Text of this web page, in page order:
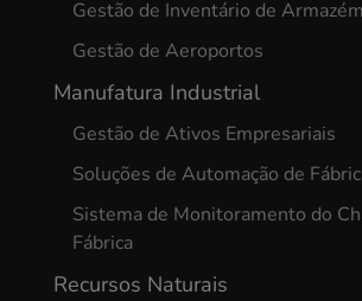
Gestão de Inventário de Armazém
Gestão de Aeroportos
Manufatura Industrial
Gestão de Ativos Empresariais
Soluções de Automação de
Sistema de Monitoramento do
Fábrica
Recursos Naturais